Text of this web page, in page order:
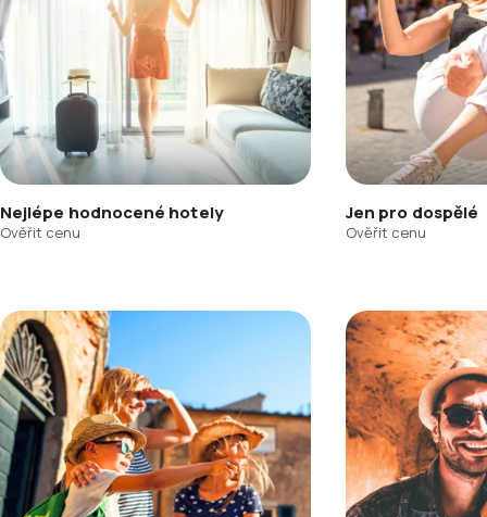
Nejlépe hodnocené hotely
Ověřit cenu
Jen pro dospělé
Ověřit cenu